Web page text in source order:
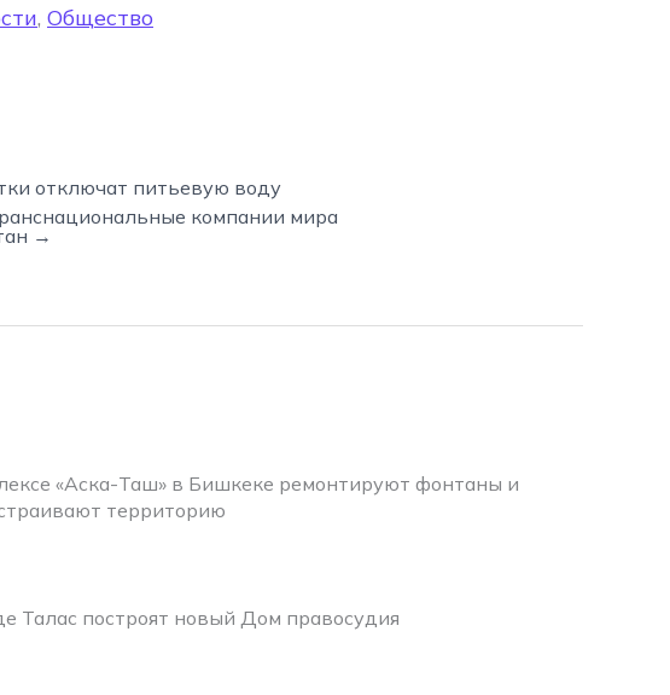
, Общество
отключат питьевую воду
компании мира
→
«Аска-Таш» в Бишкеке ремонтируют фонтаны и
территорию
Талас построят новый Дом правосудия